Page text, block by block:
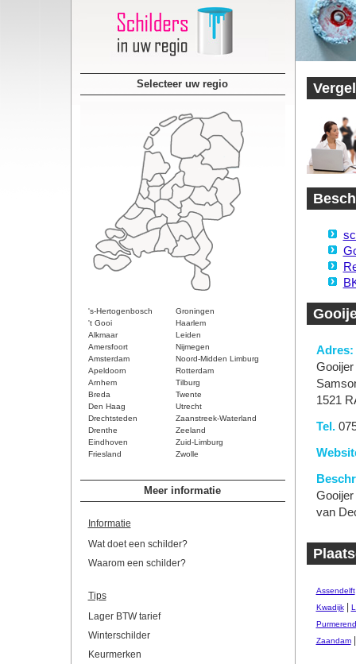
Selecteer uw regio
's-Hertogenbosch
Groningen
't Gooi
Haarlem
Alkmaar
Leiden
Amersfoort
Nijmegen
Amsterdam
Noord-Midden Limburg
Apeldoorn
Rotterdam
Arnhem
Tilburg
Breda
Twente
Den Haag
Utrecht
Drechtsteden
Zaanstreek-Waterland
Drenthe
Zeeland
Eindhoven
Zuid-Limburg
Friesland
Zwolle
Meer informatie
Informatie
Wat doet een schilder?
Waarom een schilder?
Tips
Lager BTW tarief
Winterschilder
Keurmerken
Adres:
1521
Tel.
van
Assendelft
Kwadijk|
Purmerend
Zaandam